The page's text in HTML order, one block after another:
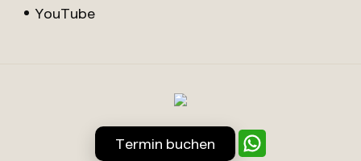
YouTube
Termin buchen